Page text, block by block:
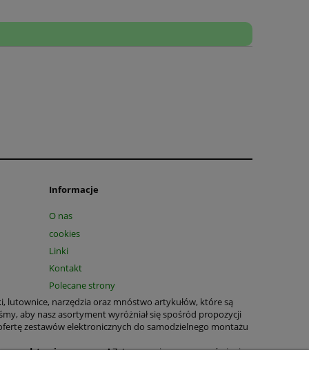
Informacje
O nas
cookies
Linki
Kontakt
Polecane strony
lutownice, narzędzia oraz mnóstwo artykułów, które są
aby nasz asortyment wyróżniał się spośród propozycji
zestawów elektronicznych do samodzielnego montażu
podstawie paragonu!Zatem prosimy przy zamówieniu
zestawy elektroniczne, bezpieczniki, obudowy,
o wszechstronnym zastosowaniu domowym oraz